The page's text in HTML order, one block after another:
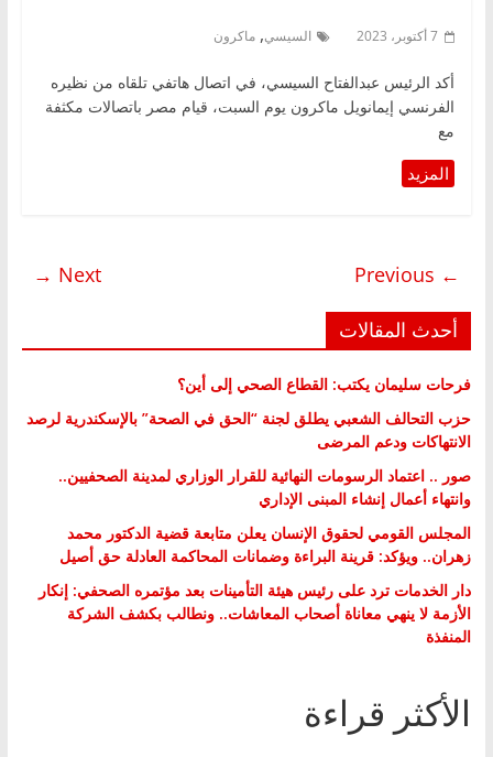
7 أكتوبر، 2023 السيسي, ماكرون
أكد الرئيس عبدالفتاح السيسي، في اتصال هاتفي تلقاه من نظيره
الفرنسي إيمانويل ماكرون يوم السبت، قيام مصر باتصالات مكثفة
مع
← Previous
Next →
أحدث المقالات
فرحات سليمان يكتب: القطاع الصحي إلى أين؟
حزب التحالف الشعبي يطلق لجنة “الحق في الصحة” بالإسكندرية لرصد
الانتهاكات ودعم المرضى
صور .. اعتماد الرسومات النهائية للقرار الوزاري لمدينة الصحفيين..
وانتهاء أعمال إنشاء المبنى الإداري
المجلس القومي لحقوق الإنسان يعلن متابعة قضية الدكتور محمد
زهران.. ويؤكد: قرينة البراءة وضمانات المحاكمة العادلة حق أصيل
دار الخدمات ترد على رئيس هيئة التأمينات بعد مؤتمره الصحفي: إنكار
الأزمة لا ينهي معاناة أصحاب المعاشات.. ونطالب بكشف الشركة
المنفذة
الأكثر قراءة